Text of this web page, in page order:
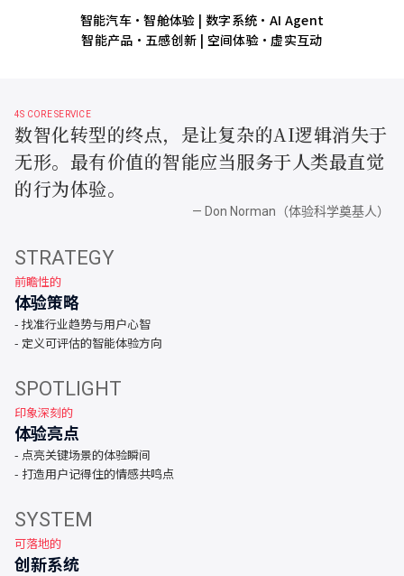
智能汽车·智舱体验 | 数字系统·AI Agent
智能产品·五感创新 | 空间体验·虚实互动
4S CORE SERVICE
数智化转型的终点，是让复杂的AI逻辑消失于
无形。最有价值的智能应当服务于人类最直觉
的行为体验。
— Don Norman（体验科学奠基人）
STRATEGY
前瞻性的
体验策略
- 找准行业趋势与用户心智
- 定义可评估的智能体验方向
SPOTLIGHT
印象深刻的
体验亮点
- 点亮关键场景的体验瞬间
- 打造用户记得住的情感共鸣点
SYSTEM
可落地的
创新系统